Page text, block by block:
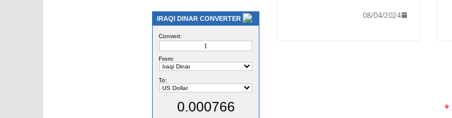
08/04/2024
*
IRAQI DINAR CONVERTER